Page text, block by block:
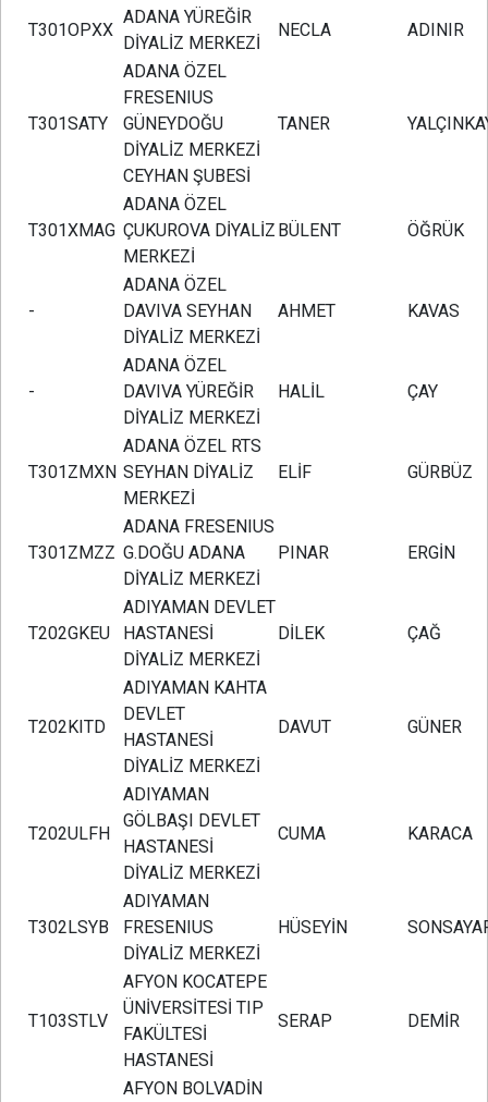
T301OPXX
ADANA YÜREĞİR
DİYALİZ MERKEZİ
NECLA ADINIR
T301SATY
ADANA ÖZEL
FRESENIUS
GÜNEYDOĞU
DİYALİZ MERKEZİ
CEYHAN ŞUBESİ
TANER
T301XMAG
ADANA ÖZEL
ÇUKUROVA DİYALİZ
MERKEZİ
BÜLENT ÖĞRÜK
-
ADANA ÖZEL
DAVIVA SEYHAN
DİYALİZ MERKEZİ
AHMET KAVAS
-
ADANA ÖZEL
DAVIVA YÜREĞİR
DİYALİZ MERKEZİ
HALİL ÇAY
T301ZMXN
ADANA ÖZEL RTS
SEYHAN DİYALİZ
MERKEZİ
ELİF GÜRBÜZ
T301ZMZZ
ADANA FRESENIUS
G.DOĞU ADANA
DİYALİZ MERKEZİ
PINAR ERGİN
T202GKEU
ADIYAMAN DEVLET
HASTANESİ
DİYALİZ MERKEZİ
DİLEK ÇAĞ
T202KITD
ADIYAMAN KAHTA
DEVLET
HASTANESİ
DİYALİZ MERKEZİ
DAVUT GÜNER
T202ULFH
ADIYAMAN
GÖLBAŞI DEVLET
HASTANESİ
DİYALİZ MERKEZİ
CUMA KARACA
T302LSYB
ADIYAMAN
FRESENIUS
DİYALİZ MERKEZİ
HÜSEYİN
T103STLV
AFYON KOCATEPE
ÜNİVERSİTESİ TIP
FAKÜLTESİ
HASTANESİ
SERAP DEMİR
AFYON BOLVADİN